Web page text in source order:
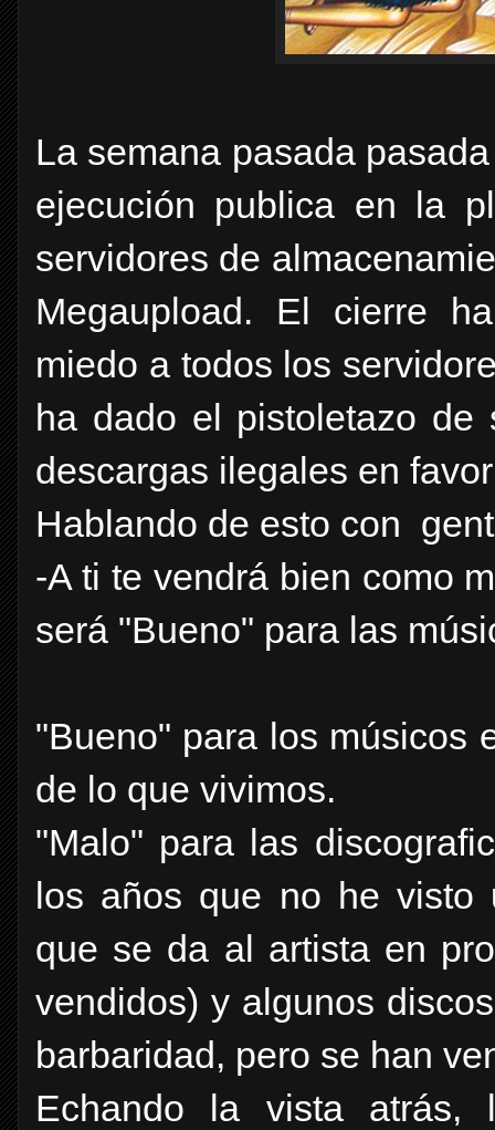
La semana pasada
ejecución publica en la
servidores de
Megaupload. El cierre
miedo a todos los
ha dado el pistoletazo
descargas ilegales en
Hablando de esto con
-A ti te vendrá bien como
será "Bueno" para las
"Bueno" para los músicos
de lo que vivimos.
"Malo" para las
los años que no he visto
que se da al artista en
vendidos) y algunos
barbaridad, pero se han
Echando la vista atrás,